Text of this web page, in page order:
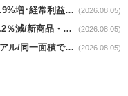
エディオンnews｜第1Q売上高2015億円9.9%増･経常利益127.5%増 (2026.08.05)
ユニクロnews｜7月既存店4.3%増･客数0.2％減/新商品・夏物商品が好調 (2026.08.05)
ニトリnews｜全国の店舗対象にリニューアル/同一面積で品揃え24％拡大 (2026.08.05)